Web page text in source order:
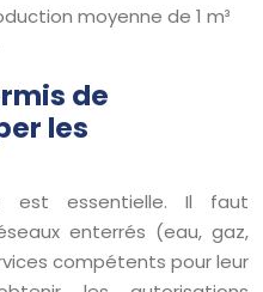
moyenne de 1 m³
de
les
est essentielle. Il faut
enterrés (eau, gaz,
compétents pour leur